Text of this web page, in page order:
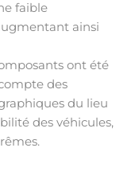
faible
ainsi
ont été
des
du lieu
des véhicules,